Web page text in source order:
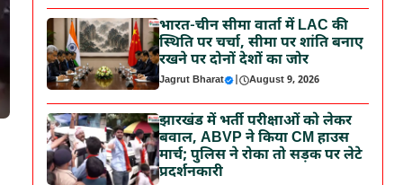
भारत-चीन सीमा वार्ता में LAC की
स्थिति पर चर्चा, सीमा पर शांति बनाए
रखने पर दोनों देशों का जोर
Jagrut Bharat | August 9, 2026
झारखंड में भर्ती परीक्षाओं को लेकर
बवाल, ABVP ने किया CM हाउस
मार्च; पुलिस ने रोका तो सड़क पर लेटे
प्रदर्शनकारी